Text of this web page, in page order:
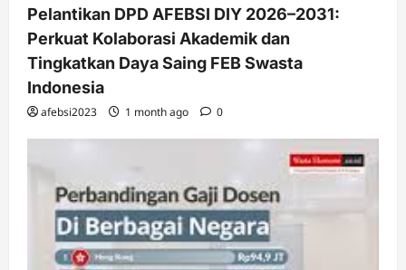
Pelantikan DPD AFEBSI DIY 2026–2031:
Perkuat Kolaborasi Akademik dan
Tingkatkan Daya Saing FEB Swasta
Indonesia
afebsi2023 1 month ago 0